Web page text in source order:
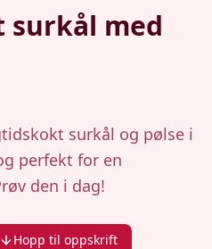
surkål med
surkål og pølse i
perfekt for en
den i dag!
Hopp til oppskrift